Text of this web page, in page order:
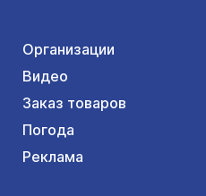
Организации
Видео
Заказ товаров
Погода
Реклама